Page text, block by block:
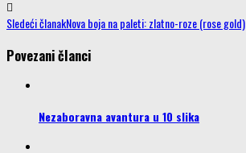
Sledeći članakNova boja na paleti: zlatno-roze (rose gold)
Povezani članci
Nezaboravna avantura u 10 slika